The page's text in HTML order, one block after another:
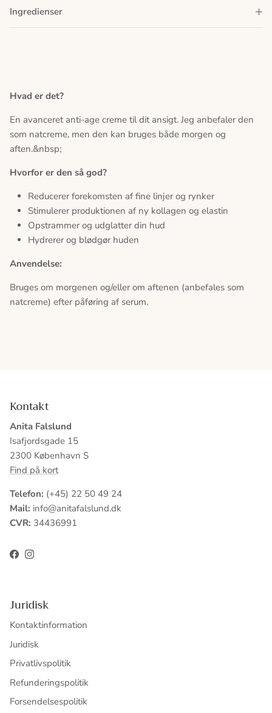
Ingredienser
Hvad er det?
En avanceret anti-age creme til dit ansigt. Jeg anbefaler den
som natcreme, men den kan bruges både morgen og
aften.&nbsp;
Hvorfor er den så god?
Reducerer forekomsten af fine linjer og rynker
Stimulerer produktionen af ny kollagen og elastin
Opstrammer og udglatter din hud
Hydrerer og blødgør huden
Anvendelse:
Bruges om morgenen og/eller om aftenen (anbefales som
natcreme) efter påføring af serum.
Kontakt
Anita Falslund
Isafjordsgade 15
2300 København S
Find på kort
Telefon: (+45) 22 50 49 24
Mail: info@anitafalslund.dk
CVR: 34436991
FacebookInstagram
Juridisk
Kontaktinformation
Juridisk
Privatlivspolitik
Refunderingspolitik
Forsendelsespolitik